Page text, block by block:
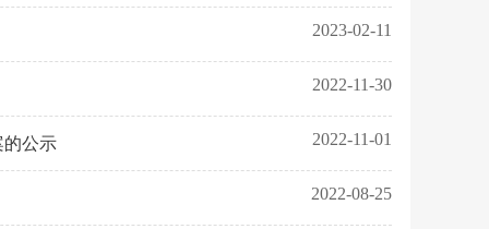
2023-02-11
2022-11-30
的公示 2022-11-01
2022-08-25